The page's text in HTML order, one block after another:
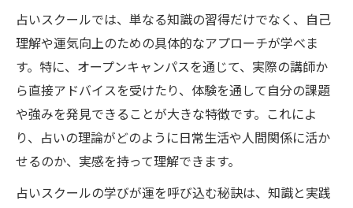
占いスクールでは、単なる知識の習得だけでなく、自己
理解や運気向上のための具体的なアプローチが学べま
す。特に、オープンキャンパスを通じて、実際の講師か
ら直接アドバイスを受けたり、体験を通して自分の課題
や強みを発見できることが大きな特徴です。これによ
り、占いの理論がどのように日常生活や人間関係に活か
せるのか、実感を持って理解できます。
占いスクールの学びが運を呼び込む秘訣は、知識と実践